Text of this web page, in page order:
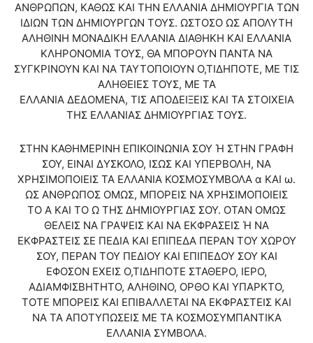
ΑΝΘΡΩΠΩΝ, ΚΑΘΩΣ ΚΑΙ ΤΗΝ ΕΛΛΑΝΙΑ ΔΗΜΙΟΥΡΓΙΑ ΤΩΝ
ΙΔΙΩΝ ΤΩΝ ΔΗΜΙΟΥΡΓΩΝ ΤΟΥΣ. ΩΣΤΟΣΟ ΩΣ ΑΠΟΛΥΤΗ
ΑΛΗΘΙΝΗ ΜΟΝΑΔΙΚΗ ΕΛΛΑΝΙΑ ΔΙΑΘΗΚΗ ΚΑΙ ΕΛΛΑΝΙΑ
ΚΛΗΡΟΝΟΜΙΑ ΤΟΥΣ, ΘΑ ΜΠΟΡΟΥΝ ΠΑΝΤΑ ΝΑ
ΣΥΓΚΡΙΝΟΥΝ ΚΑΙ ΝΑ ΤΑΥΤΟΠΟΙΟΥΝ Ο,ΤΙΔΗΠΟΤΕ, ΜΕ ΤΙΣ
ΑΛΗΘΕΙΕΣ ΤΟΥΣ, ΜΕ ΤΑ
ΕΛΛΑΝΙΑ ΔΕΔΟΜΕΝΑ, ΤΙΣ ΑΠΟΔΕΙΞΕΙΣ ΚΑΙ ΤΑ ΣΤΟΙΧΕΙΑ
ΤΗΣ ΕΛΛΑΝΙΑΣ ΔΗΜΙΟΥΡΓΙΑΣ ΤΟΥΣ.
ΣΤΗΝ ΚΑΘΗΜΕΡΙΝΗ ΕΠΙΚΟΙΝΩΝΙΑ ΣΟΥ Ή ΣΤΗΝ ΓΡΑΦΗ
ΣΟΥ, ΕΙΝΑΙ ΔΥΣΚΟΛΟ, ΙΣΩΣ ΚΑΙ ΥΠΕΡΒΟΛΗ, ΝΑ
ΧΡΗΣΙΜΟΠΟΙΕΙΣ ΤΑ ΕΛΛΑΝΙΑ ΚΟΣΜΟΣΥΜΒΟΛΑ α ΚΑΙ ω.
ΩΣ ΑΝΘΡΩΠΟΣ ΟΜΩΣ, ΜΠΟΡΕΙΣ ΝΑ ΧΡΗΣΙΜΟΠΟΙΕΙΣ
ΤΟ Α ΚΑΙ ΤΟ Ω ΤΗΣ ΔΗΜΙΟΥΡΓΙΑΣ ΣΟΥ. ΟΤΑΝ ΟΜΩΣ
ΘΕΛΕΙΣ ΝΑ ΓΡΑΨΕΙΣ ΚΑΙ ΝΑ ΕΚΦΡΑΣΕΙΣ Ή ΝΑ
ΕΚΦΡΑΣΤΕΙΣ ΣΕ ΠΕΔΙΑ ΚΑΙ ΕΠΙΠΕΔΑ ΠΕΡΑΝ ΤΟΥ ΧΩΡΟΥ
ΣΟΥ, ΠΕΡΑΝ ΤΟΥ ΠΕΔΙΟΥ ΚΑΙ ΕΠΙΠΕΔΟΥ ΣΟΥ ΚΑΙ
ΕΦΟΣΟΝ ΕΧΕΙΣ Ο,ΤΙΔΗΠΟΤΕ ΣΤΑΘΕΡΟ, ΙΕΡΟ,
ΑΔΙΑΜΦΙΣΒΗΤΗΤΟ, ΑΛΗΘΙΝΟ, ΟΡΘΟ ΚΑΙ ΥΠΑΡΚΤΟ,
ΤΟΤΕ ΜΠΟΡΕΙΣ ΚΑΙ ΕΠΙΒΑΛΛΕΤΑΙ ΝΑ ΕΚΦΡΑΣΤΕΙΣ ΚΑΙ
ΝΑ ΤΑ ΑΠΟΤΥΠΩΣΕΙΣ ΜΕ ΤΑ ΚΟΣΜΟΣΥΜΠΑΝΤΙΚΑ
ΕΛΛΑΝΙΑ ΣΥΜΒΟΛΑ.